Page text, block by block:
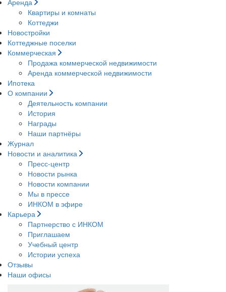
Квартиры и комнаты
Коттеджи
Новостройки
Коттеджные поселки
Коммерческая
Продажа коммерческой недвижимости
Аренда коммерческой недвижимости
Ипотека
О компании
Деятельность компании
История
Награды
Наши партнёры
Журнал
Новости и аналитика
Пресс-центр
Новости рынка
Новости компании
Мы в прессе
ИНКОМ в эфире
Карьера
Партнерство с ИНКОМ
Приглашаем
Учебный центр
Истории успеха
Отзывы
Наши офисы